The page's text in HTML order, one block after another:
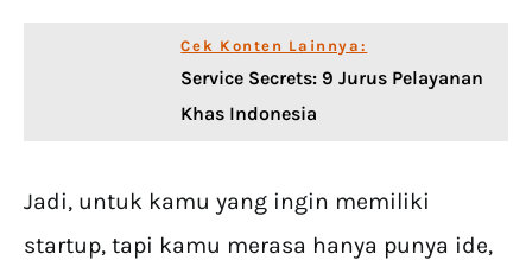
Cek Konten Lainnya:
Service Secrets: 9 Jurus Pelayanan
Khas Indonesia
Jadi, untuk kamu yang ingin memiliki
startup, tapi kamu merasa hanya punya ide,